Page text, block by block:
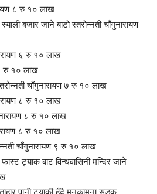
८ रु १० लाख
बजार जाने बाटो स्तरोन्नती चाँगुनारायण
६ रु १० लाख
रु १० लाख
चाँगुनारायण ७ रु १० लाख
८ रु १० लाख
८ रु १० लाख
८ रु १० लाख
चाँगुनारायण ९ रु १० लाख
ट्याक बाट विन्धवासिनी मन्दिर जाने